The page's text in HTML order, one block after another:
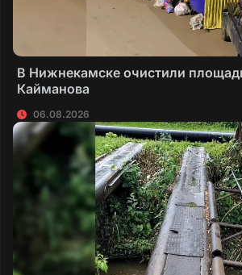
В Нижнекамске очистили
Кайманова
06.08.2026